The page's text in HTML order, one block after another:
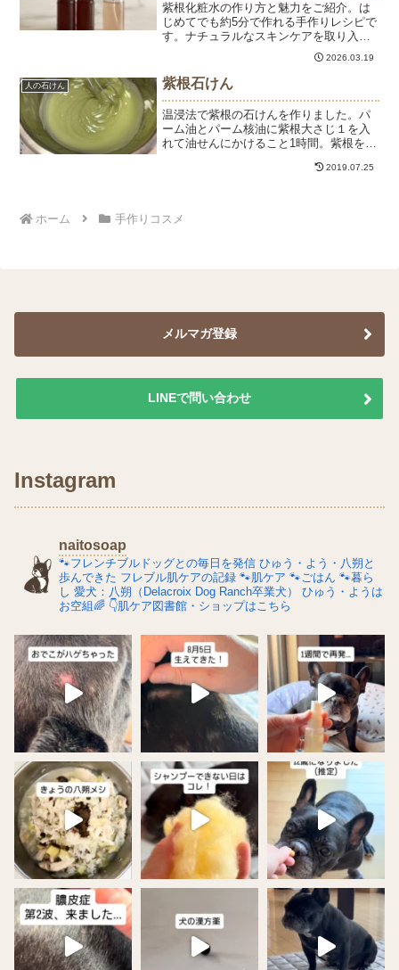
紫根化粧水の作り方と魅力をご紹介。は
じめてでも約5分で作れる手作りレシピで
す。ナチュラルなスキンケアを取り入れ
たい方や手作りコスメに興味のある方に
おすすめ。自宅で学べるレッスンもご案
内しています。
2026.03.19
人の石けん 紫根石けん
温浸法で紫根の石けんを作りました。パ
ーム油とパーム核油に紫根大さじ１を入
れて油せんにかけること1時間。紫根を濾
根オイルができました。この色がそのま
2019.07.25
ホーム 手作りコスメ
メルマガ登録
LINEで問い合わせ
Instagram
naitosoap
🐾フレンチブルドッグとの毎日を発信 ひゅう・よう・八朔と
歩んできた フレブル肌ケアの記録 🐾肌ケア 🐾ごはん 🐾暮ら
し 愛犬：八朔（Delacroix Dog Ranch卒業犬）
ひゅう・ようは
お空組🌈 👇肌ケア図書館・ショップはこちら